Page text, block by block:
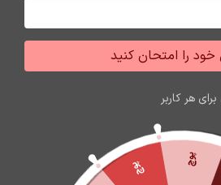
پوچ
پوچ
را امتحان کنید
هر کاربر